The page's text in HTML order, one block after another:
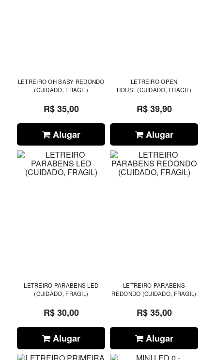
LETREIRO OH BABY REDONDO
(CUIDADO, FRAGIL)
R$ 35,00
Alugar
LETREIRO OPEN
HOUSE(CUIDADO, FRAGIL)
R$ 39,90
Alugar
LETREIRO PARABENS LED
(CUIDADO, FRAGIL)
R$ 30,00
Alugar
LETREIRO PARABENS
REDONDO (CUIDADO, FRAGIL)
R$ 35,00
Alugar